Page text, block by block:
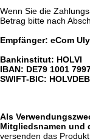
Wenn Sie die
Betrag bitte nach
Empfänger: eCom
Bankinstitut: HOLVI
IBAN: DE79 1001
SWIFT-BIC:
Als
Mitgliedsnamen und
versenden das